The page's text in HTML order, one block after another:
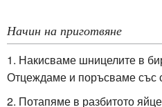
Начин на приготвяне
1. Накисваме шницелите в
Отцеждаме и поръсваме със
2. Потапяме в разбитото